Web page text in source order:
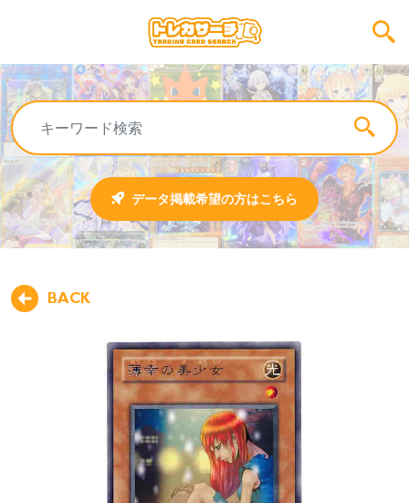
データ掲載希望の方はこちら
BACK